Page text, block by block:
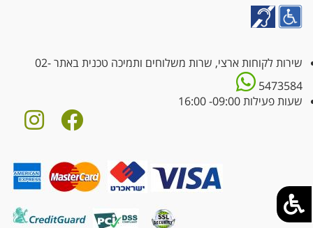
שירות לקוחות ארצי, שרות משלוחים ותמיכה טכנית באתר02-
5473584
שעות פעילות 09:00- 16:00